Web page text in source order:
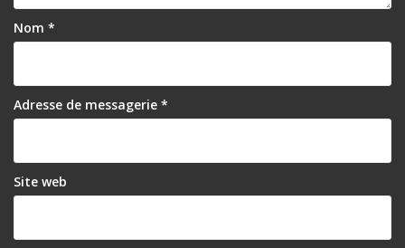
l
’
a
r
i
c
l
Nom *
Adresse de messagerie *
Site web